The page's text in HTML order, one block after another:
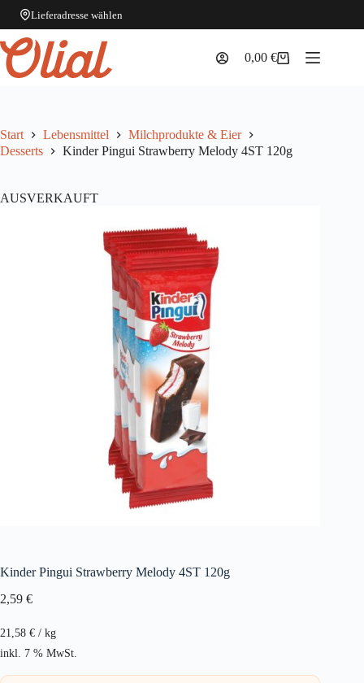
Lieferadresse wählen
Zum
Inhalt
springen
Warenkorb
0,00€
Start Lebensmittel
Milchprodukte & Eier
Desserts
Kinder Pingui Strawberry Melody 4ST 120g
AUSVERKAUFT
Kinder Pingui Strawberry Melody 4ST 120g
2,59 €
21,58 € / kg
inkl. 7 % MwSt.